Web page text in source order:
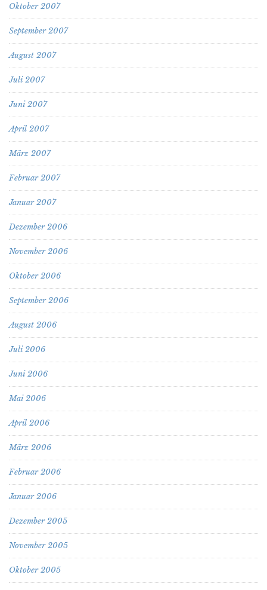
Oktober 2007
September 2007
August 2007
Juli 2007
Juni 2007
April 2007
März 2007
Februar 2007
Januar 2007
Dezember 2006
November 2006
Oktober 2006
September 2006
August 2006
Juli 2006
Juni 2006
Mai 2006
April 2006
März 2006
Februar 2006
Januar 2006
Dezember 2005
November 2005
Oktober 2005